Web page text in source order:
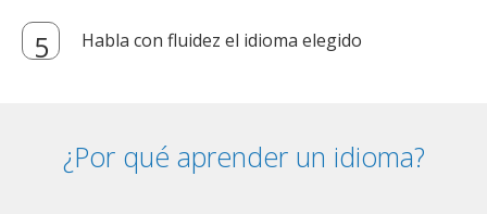
Habla con fluidez el idioma elegido
¿Por qué aprender un idioma?